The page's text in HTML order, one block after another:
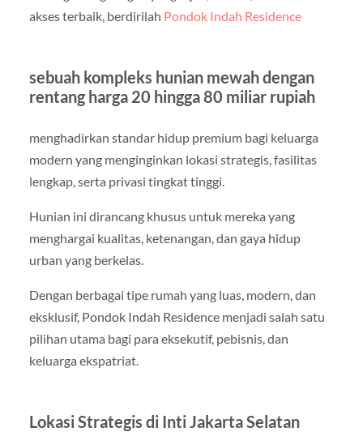
akses terbaik, berdirilah Pondok Indah Residence
sebuah kompleks hunian mewah dengan
rentang harga 20 hingga 80 miliar rupiah
menghadirkan standar hidup premium bagi keluarga
modern yang menginginkan lokasi strategis, fasilitas
lengkap, serta privasi tingkat tinggi.
Hunian ini dirancang khusus untuk mereka yang
menghargai kualitas, ketenangan, dan gaya hidup
urban yang berkelas.
Dengan berbagai tipe rumah yang luas, modern, dan
eksklusif, Pondok Indah Residence menjadi salah satu
pilihan utama bagi para eksekutif, pebisnis, dan
keluarga ekspatriat.
Lokasi Strategis di Inti Jakarta Selatan